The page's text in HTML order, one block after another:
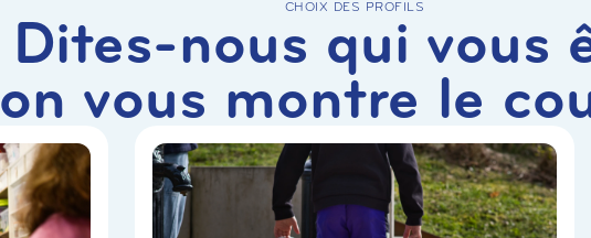
CHOIX DES PROFILS
Dites-nous qui vous
on vous montre le